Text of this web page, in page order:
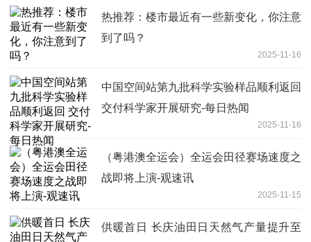
热推荐：楼市最近有一些新变化，你注意
到了吗？
2025-11-16
中国空间站第九批科学实验样品顺利返回
交付科学家开展研究-每日热闻
2025-11-16
（粤港澳全运会）全运会田径赛场速度之
战即将上演-观速讯
2025-11-15
供暖首日 长庆油田日天然气产量提升至